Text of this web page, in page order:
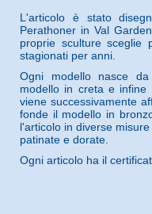
L'articolo è stato
Perathoner in Val
proprie sculture sceglie
stagionati per anni.
Ogni modello nasce
modello in creta e infine
viene successivamente
fonde il modello in
l'articolo in diverse
patinate e dorate.
Ogni articolo ha il